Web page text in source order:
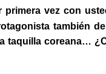
vez con
también
taquilla coreana…